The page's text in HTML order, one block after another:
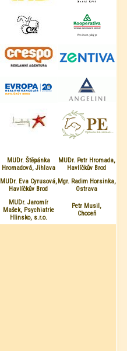
MUDr. Štěpánka
Hromadová, Jihlava
MUDr. Petr Hromada,
Havlíčkův Brod
MUDr. Eva Cyrusová,
Havlíčkův Brod
Mgr. Radim Horsinka,
Ostrava
MUDr. Jaromír
Mašek, Psychiatrie
Hlinsko, s.r.o.
Petr Musil,
Choceň